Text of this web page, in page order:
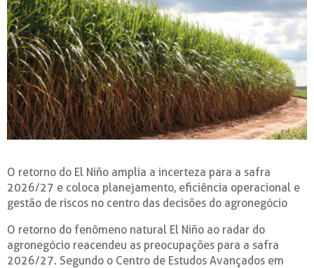
O retorno do El Niño amplia a incerteza para a safra
2026/27 e coloca planejamento, eficiência operacional e
gestão de riscos no centro das decisões do agronegócio
O retorno do fenômeno natural El Niño ao radar do
agronegócio reacendeu as preocupações para a safra
2026/27. Segundo o Centro de Estudos Avançados em